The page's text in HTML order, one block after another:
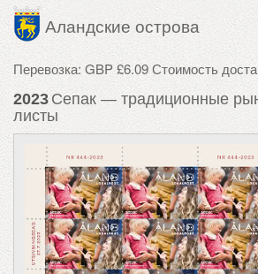
Аландские острова
Перевозка: GBP £6.09 Стоимость
2023 Сепак — традиционные
листы